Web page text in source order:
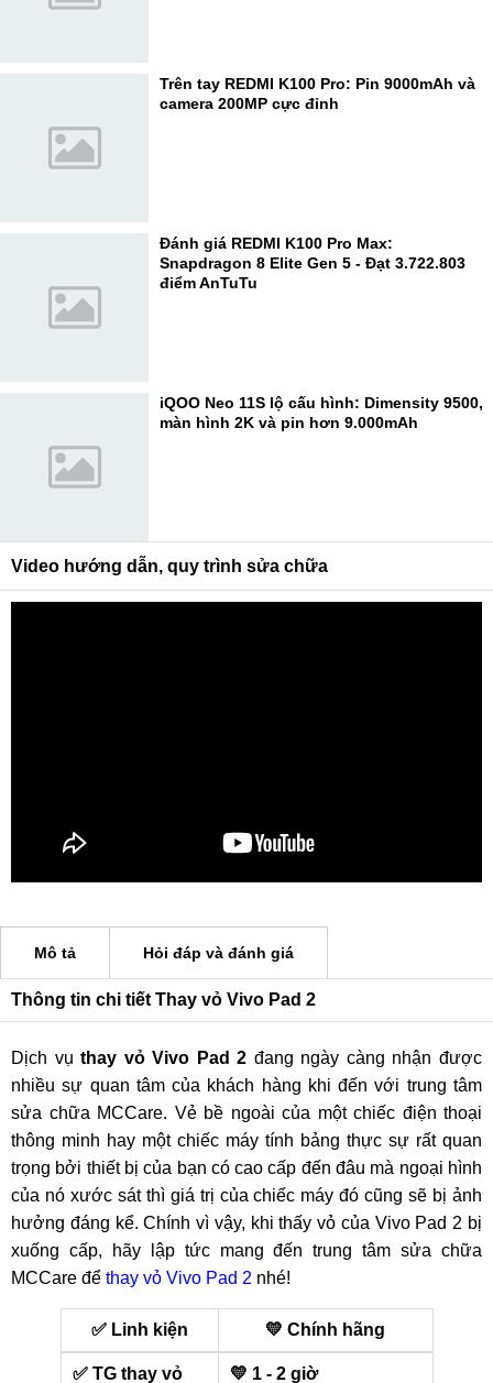
Trên tay REDMI K100 Pro: Pin 9000mAh và
camera 200MP cực đỉnh
Đánh giá REDMI K100 Pro Max:
Snapdragon 8 Elite Gen 5 - Đạt 3.722.803
điểm AnTuTu
iQOO Neo 11S lộ cấu hình: Dimensity 9500,
màn hình 2K và pin hơn 9.000mAh
Video hướng dẫn, quy trình sửa chữa
Mô tả Hỏi đáp và đánh giá
Thông tin chi tiết Thay vỏ Vivo Pad 2
Dịch vụthay vỏ Vivo Pad 2 đang ngày càng nhận được
nhiều sự quan tâm của khách hàng khi đến với trung tâm
sửa chữa MCCare. Vẻ bề ngoài của một chiếc điện thoại
thông minh hay một chiếc máy tính bảng thực sự rất quan
trọng bởi thiết bị của bạn có cao cấp đến đâu mà ngoại hình
của nó xước sát thì giá trị của chiếc máy đó cũng sẽ bị ảnh
hưởng đáng kể. Chính vì vậy, khi thấy vỏ của Vivo Pad 2 bị
xuống cấp, hãy lập tức mang đến trung tâm sửa chữa
MCCare để thay vỏ Vivo Pad 2 nhé!
✅ Linh kiện 💛 Chính hãng
✅ TG thay vỏ 💛 1 - 2 giờ